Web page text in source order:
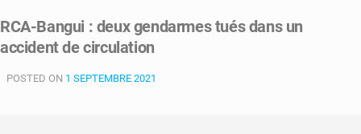
RCA-Bangui : deux gendarmes tués dans un
accident de circulation
POSTED ON 1 SEPTEMBRE 2021